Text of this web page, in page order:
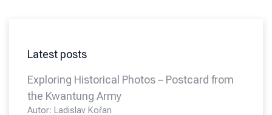
Latest posts
Exploring Historical Photos – Postcard from
the Kwantung Army
Autor: Ladislav Kořan